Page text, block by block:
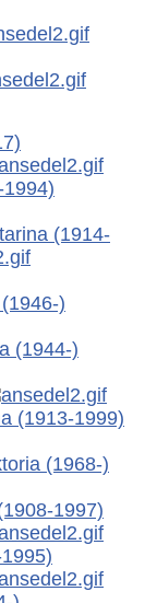
(1914-
(1946-)
(1944-)
(1913-1999)
(1968-)
1997)